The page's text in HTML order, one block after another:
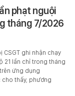
phạt nguội
tháng 7/2026
CSGT ghi nhận chạy
21 lần chỉ trong tháng
ứng dụng
cho thấy, phương